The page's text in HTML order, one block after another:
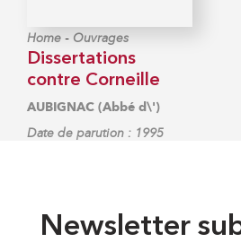
Home - Ouvrages
Dissertations
contre Corneille
AUBIGNAC (Abbé d\')
Date de parution : 1995
Newsletter